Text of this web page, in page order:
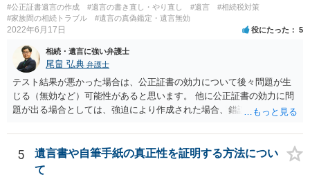
#公正証書遺言の作成 #遺言の書き直し・やり直し #遺言
#相続税対策
#家族間の相続トラブル
#遺言の真偽鑑定・遺言無効
2022年6月17日 役にたった 5
相続・遺言に強い弁護士
尾畠 弘典 弁護士
テスト結果が悪かった場合は、公正証書の効力について後々問題が生
じる（無効など）可能性があると思います。 他に公正証書の効力に問
題が出る場合としては、強迫により作成された場合、錯誤（勘違い）
すが、弁護士に作成を依頼する場合は、１０～数十万円程度になるケ
ースが多いと思います。 報酬体系は、弁護士ごとに異なりますので一
律の基準はありません。
5
遺言書や自筆手紙の真正性を証明する方法につい
て